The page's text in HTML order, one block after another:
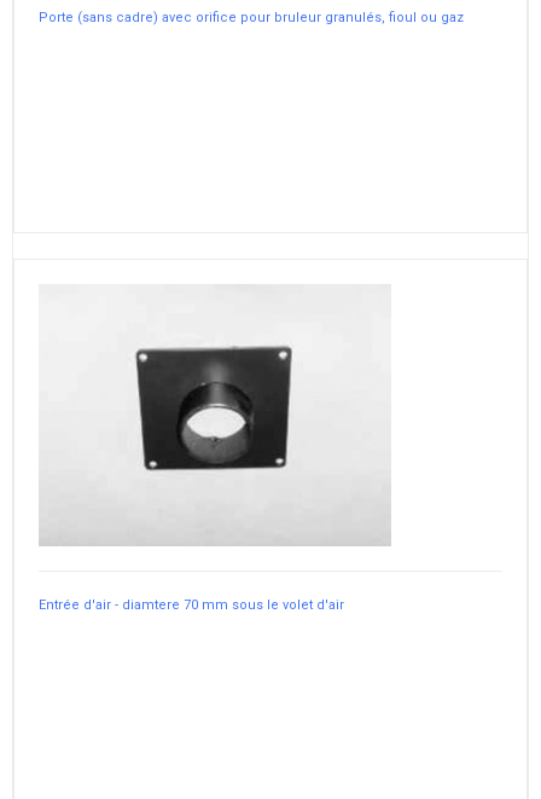
Porte (sans cadre) avec orifice pour bruleur granulés, fioul ou gaz
Entrée d'air - diamtere 70 mm sous le volet d'air